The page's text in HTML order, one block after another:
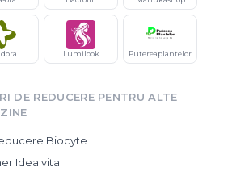
Lumilook Putereaplantelor
DE REDUCERE PENTRU ALTE
Biocyte
Idealvita